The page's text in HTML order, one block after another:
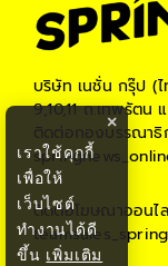
บริษัท เนชั่น กรุ๊ป (
9,10,11 ถ.เทพรัตน
ติดต่อกองบรรณาธิ
ติดต่อโฆษณาออนไ
×
เราใช้คุกกี้
เพื่อให้
เว็บไซต์
ทำงานได้ดี
ขึ้น เพิ่มเติม